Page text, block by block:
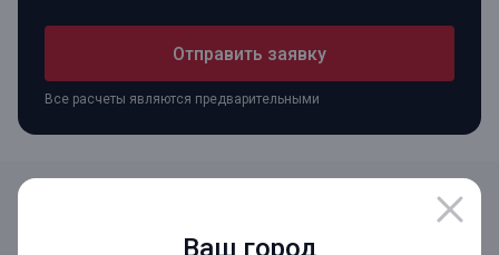
Ваш город
Отправить заявку
Все расчеты являются предварительными